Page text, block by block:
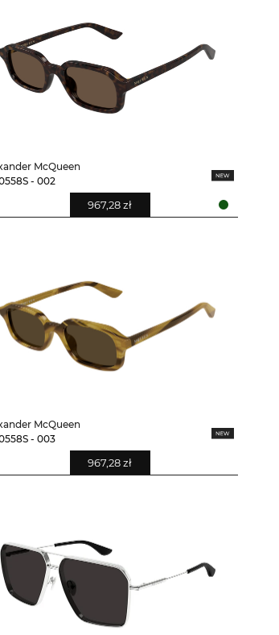
McQueen
- 002
967,28 zł
McQueen
- 003
967,28 zł